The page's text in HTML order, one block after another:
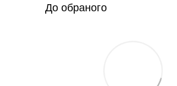
До обраного